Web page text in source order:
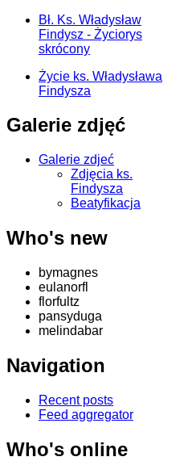
Bł. Ks. Władysław
Findysz - Życiorys
skrócony
Życie ks. Władysława
Findysza
Galerie zdjęć
Galerie zdjeć
Zdjęcia ks.
Findysza
Beatyfikacja
Who's new
bymagnes
eulanorfl
florfultz
pansyduga
melindabar
Navigation
Recent posts
Feed aggregator
Who's online